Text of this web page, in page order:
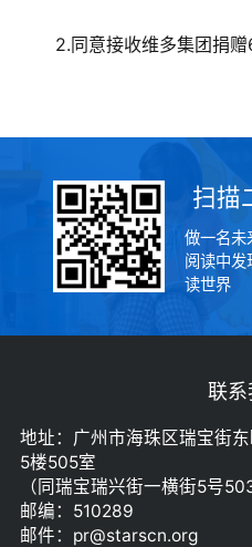
2.同意接收维多集团捐
扫描
做一名未
阅读中发
读世界
联系
地址：广州市海珠区瑞宝街
5楼505室
（同瑞宝瑞兴街一横街5号
邮编：510289
邮件：pr@starscn.org